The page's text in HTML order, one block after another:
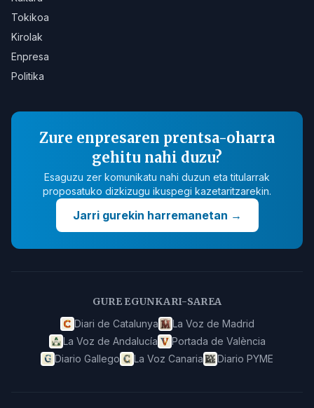
Tokikoa
Kirolak
Enpresa
Politika
Zure enpresaren prentsa-oharra
gehitu nahi duzu?
Esaguzu zer komunikatu nahi duzun eta titularrak
proposatuko dizkizugu ikuspegi kazetaritzarekin.
Jarri gurekin harremanetan →
GURE EGUNKARI-SAREA
Diari de Catalunya
La Voz de Madrid
La Voz de Andalucía
Portada de València
Diario Gallego
La Voz Canaria Diario PYME